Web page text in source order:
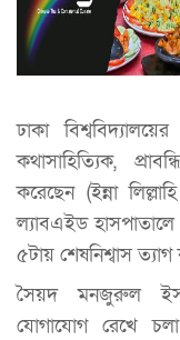
ঢাকা
কথাসাহিত্যিক,
করেছেন (ইন্না
ল্যাবএইড
৫টায় শেষনিশ্বাস
সৈয়দ মনজুরুল
যোগাযোগ রেখে চলা